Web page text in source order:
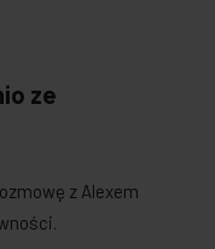
ze
z Alexem